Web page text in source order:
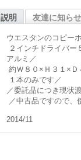
説明 友達に知ら
ウエスタンのコピー
２インチドライバー
アルミ／
約Ｗ８０×Ｈ３１×Ｄ
１本のみです／
／委託品につき現状
／中古品ですので、
2014/11